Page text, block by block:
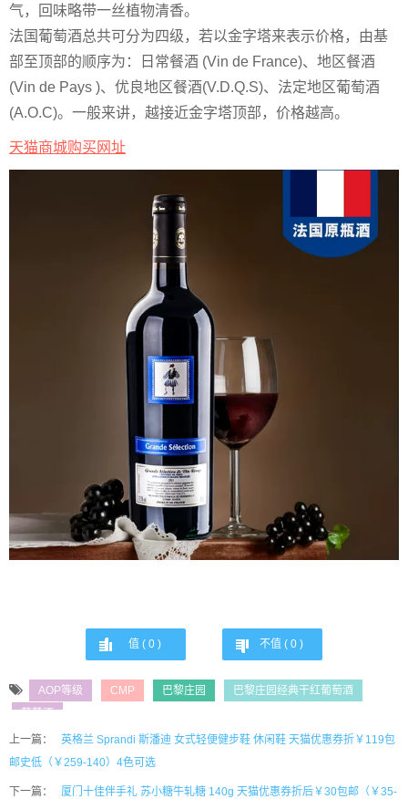
气，回味略带一丝植物清香。
法国葡萄酒总共可分为四级，若以金字塔来表示价格，由基
部至顶部的顺序为：日常餐酒 (Vin de France)、地区餐酒
(Vin de Pays )、优良地区餐酒(V.D.Q.S)、法定地区葡萄酒
(A.O.C)。一般来讲，越接近金字塔顶部，价格越高。
天猫商城购买网址
值 ( 0 ) 不值 ( 0 )
AOP等级 CMP 巴黎庄园
巴黎庄园经典干红葡萄酒
葡萄酒
上一篇：
英格兰 Sprandi 斯潘迪 女式轻便健步鞋 休闲鞋 天猫优惠券折￥119包
邮史低（￥259-140）4色可选
下一篇：
厦门十佳伴手礼 苏小糖牛轧糖 140g 天猫优惠券折后￥30包邮（￥35-